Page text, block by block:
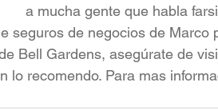
a mucha gente que habla
seguros de negocios de Marco
Bell Gardens, asegúrate de
lo recomendo. Para mas